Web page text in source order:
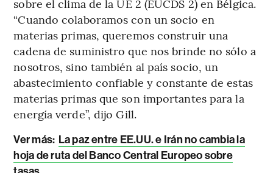
sobre el clima de la UE 2 (EUCDS 2) en Bélgica.
“Cuando colaboramos con un socio en
materias primas, queremos construir una
cadena de suministro que nos brinde no sólo a
nosotros, sino también al país socio, un
abastecimiento confiable y constante de estas
materias primas que son importantes para la
energía verde”, dijo Gill.
Ver más: La paz entre EE.UU. e Irán no cambia la
hoja de ruta del Banco Central Europeo sobre